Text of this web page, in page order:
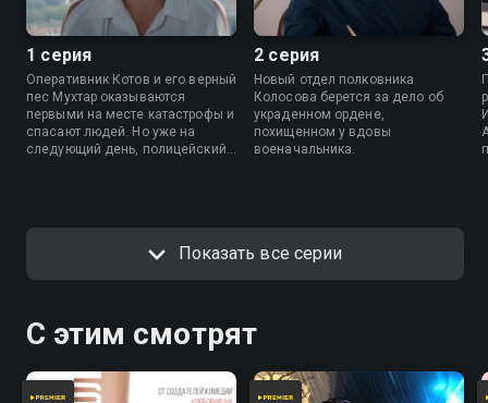
1 серия
Оперативник Котов и его верный
пес Мухтар оказываются
первыми на месте катастрофы и
спасают людей. Но уже на
следующий день, полицейский
2 серия
Новый отдел полковника
Колосова берется за дело об
украденном ордене,
похищенном у вдовы
военачальника.
Показать все серии
С этим смотрят